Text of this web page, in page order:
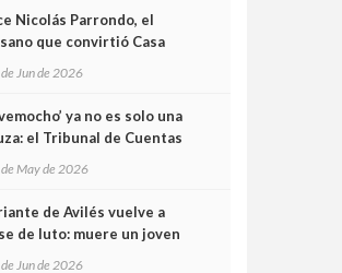
Nicolás Parrondo, el
que convirtió Casa
Jun de 2026
ya no es solo una
el Tribunal de Cuentas
de los trenes que no
por los túneles
May de 2026
de Avilés vuelve a
de luto: muere un joven
Jun de 2026